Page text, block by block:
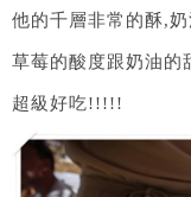
他的千層非常的酥,
草莓的酸度跟奶油的
超級好吃!!!!!